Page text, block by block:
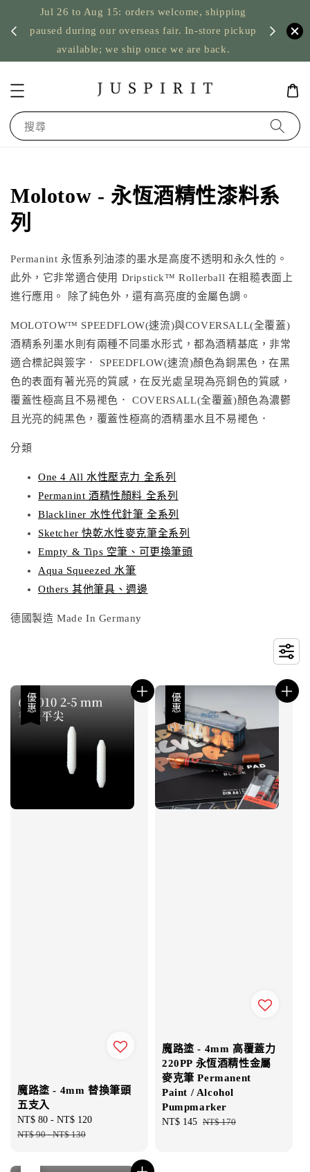
Jul 26 to Aug 15: orders welcome, shipping
paused during our overseas fair. In-store pickup
available; we ship once we are back.
US
搜尋
Molotow - 永恆酒精性漆料系
列
Permanint 永恆系列油漆的墨水是高度不透明和永久性的。
此外，它非常適合使用 Dripstick™ Rollerball 在粗糙表面上
進行應用。 除了純色外，還有高亮度的金屬色調。
MOLOTOW™ SPEEDFLOW(速流)與COVERSALL(全覆蓋)
酒精系列墨水則有兩種不同墨水形式，都為酒精基底，非常
適合標記與簽字． SPEEDFLOW(速流)顏色為銅黑色，在黑
色的表面有著光亮的質感，在反光處呈現為亮銅色的質感，
覆蓋性極高且不易褪色． COVERSALL(全覆蓋)顏色為濃鬱
且光亮的純黑色，覆蓋性極高的酒精墨水且不易褪色．
One 4 All 水性壓克力 全系列
Permanint 酒精性顏料 全系列
Blackliner 水性代針筆 全系列
Sketcher 快乾水性麥克筆全系列
Empty & Tips 空筆、可更換筆頭
Aqua Squeezed 水筆
Others 其他筆具、週邊
分類
德國製造 Made In Germany
優惠
魔路塗 - 4mm 替換筆頭
五支入
Sale
price
NT$ 80 - NT$ 120
NT$ 90-NT$ 130
優惠
魔路塗 - 4mm 高覆蓋力
220PP 永恆酒精性金屬
麥克筆 Permanent
Paint / Alcohol
Pumpmarker
Sale
NT$ 145 Regular
NT$ 170